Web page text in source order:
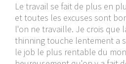
Le travail se fait de plus en
et toutes les excuses sont
l'on ne travaille. Je crois que
thinning touche lentement a
le job le plus rentable du